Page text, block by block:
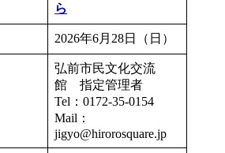
ら
2026年6月28日（日）
弘前市民文化交流
館 指定管理者
Tel：0172-35-0154
Mail：
jigyo@hirorosquare.jp